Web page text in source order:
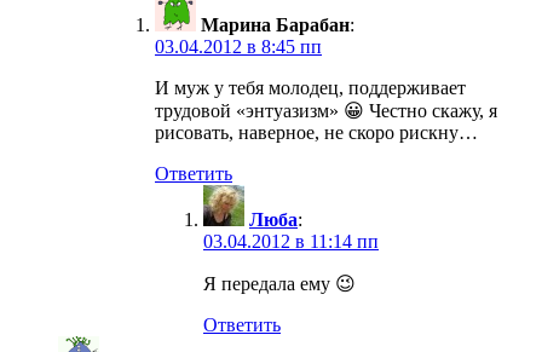
Марина Барабан:
03.04.2012 в 8:45 пп
И муж у тебя молодец, поддерживает
трудовой «энтуазизм» 😀 Честно скажу, я
рисовать, наверное, не скоро рискну…
Ответить
Люба:
03.04.2012 в 11:14 пп
Я передала ему 😉
Ответить